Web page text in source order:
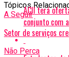
Tópicos
A Seguir
Setor de serviços
Não Perca
ACII terá
conjunto com